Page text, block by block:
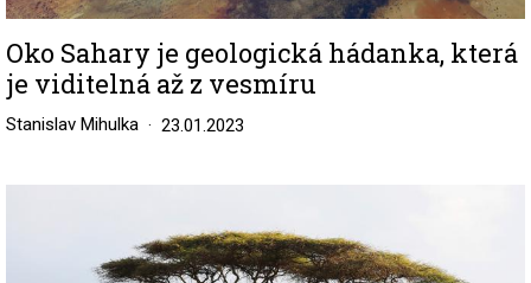
Oko Sahary je geologická hádanka, která
je viditelná až z vesmíru
Stanislav Mihulka 23.01.2023